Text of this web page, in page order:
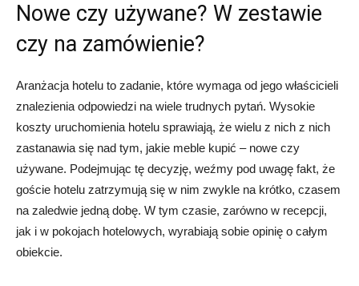
Nowe czy używane? W zestawie
czy na zamówienie?
Aranżacja hotelu to zadanie, które wymaga od jego właścicieli
znalezienia odpowiedzi na wiele trudnych pytań. Wysokie
koszty uruchomienia hotelu sprawiają, że wielu z nich z nich
zastanawia się nad tym, jakie meble kupić – nowe czy
używane. Podejmując tę decyzję, weźmy pod uwagę fakt, że
goście hotelu zatrzymują się w nim zwykle na krótko, czasem
na zaledwie jedną dobę. W tym czasie, zarówno w recepcji,
jak i w pokojach hotelowych, wyrabiają sobie opinię o całym
obiekcie.